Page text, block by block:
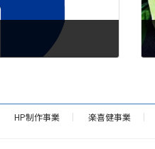
HP制作事業 楽喜健事業